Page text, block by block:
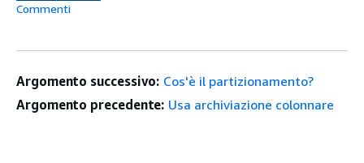
Commenti
Argomento successivo: Cos'è il partizionamento?
Argomento precedente: Usa archiviazione colonnare